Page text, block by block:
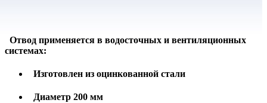
Отвод применяется в водосточных и вентиляционных
системах:
Изготовлен из оцинкованной стали
Диаметр 200 мм